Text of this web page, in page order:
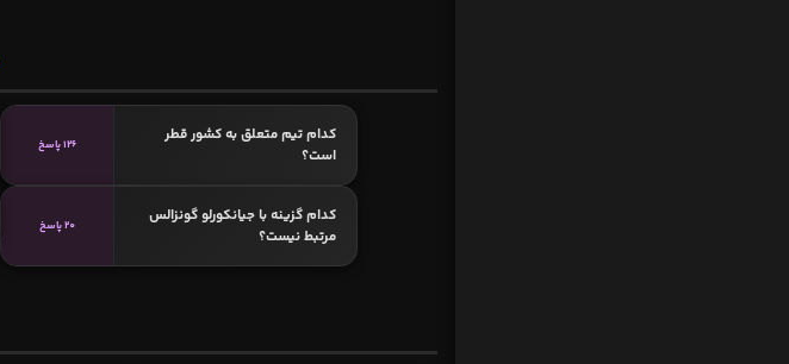
کدام تیم متعلق به کشور قطر
است؟
126 پاسخ
کدام گزینه با جیانکورلو گونزالس
مرتبط نیست؟
20 پاسخ